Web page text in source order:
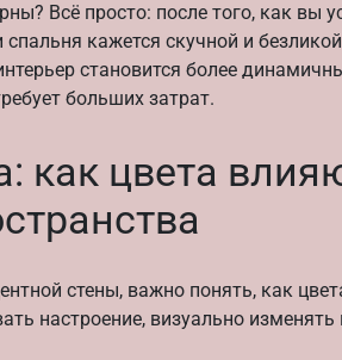
Всё просто: после того, как вы
спальня кажется скучной и
становится более
больших затрат.
как цвета
стены, важно понять, как
настроение, визуально